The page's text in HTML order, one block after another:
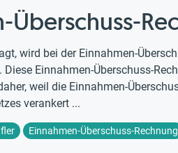
Überschuss-
wird bei der Einnahmen-
Einnahmen-Überschuss-
weil die Einnahmen-
verankert ...
Einnahmen-Überschuss-Rechnung